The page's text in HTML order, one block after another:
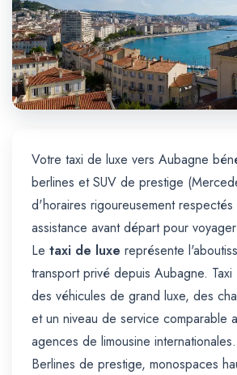
Votre taxi de luxe vers Aubagne
berlines et SUV de prestige
d'horaires rigoureusement
assistance avant départ pour
Le taxi de luxe représente
transport privé depuis Aubagne.
des véhicules de grand luxe, des
et un niveau de service comparable
agences de limousine internationales.
Berlines de prestige, monospaces